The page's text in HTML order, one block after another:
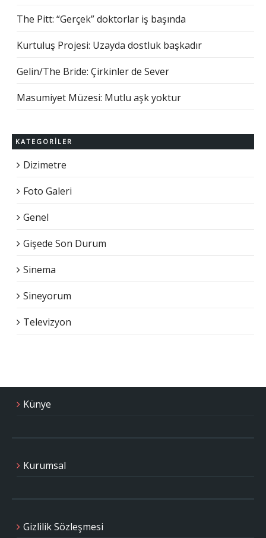
The Pitt: “Gerçek” doktorlar iş başında
Kurtuluş Projesi: Uzayda dostluk başkadır
Gelin/The Bride: Çirkinler de Sever
Masumiyet Müzesi: Mutlu aşk yoktur
KATEGORILER
Dizimetre
Foto Galeri
Genel
Gişede Son Durum
Sinema
Sineyorum
Televizyon
Künye
Kurumsal
Gizlilik Sözleşmesi